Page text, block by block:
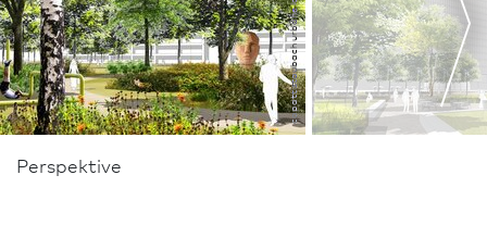
Perspektive